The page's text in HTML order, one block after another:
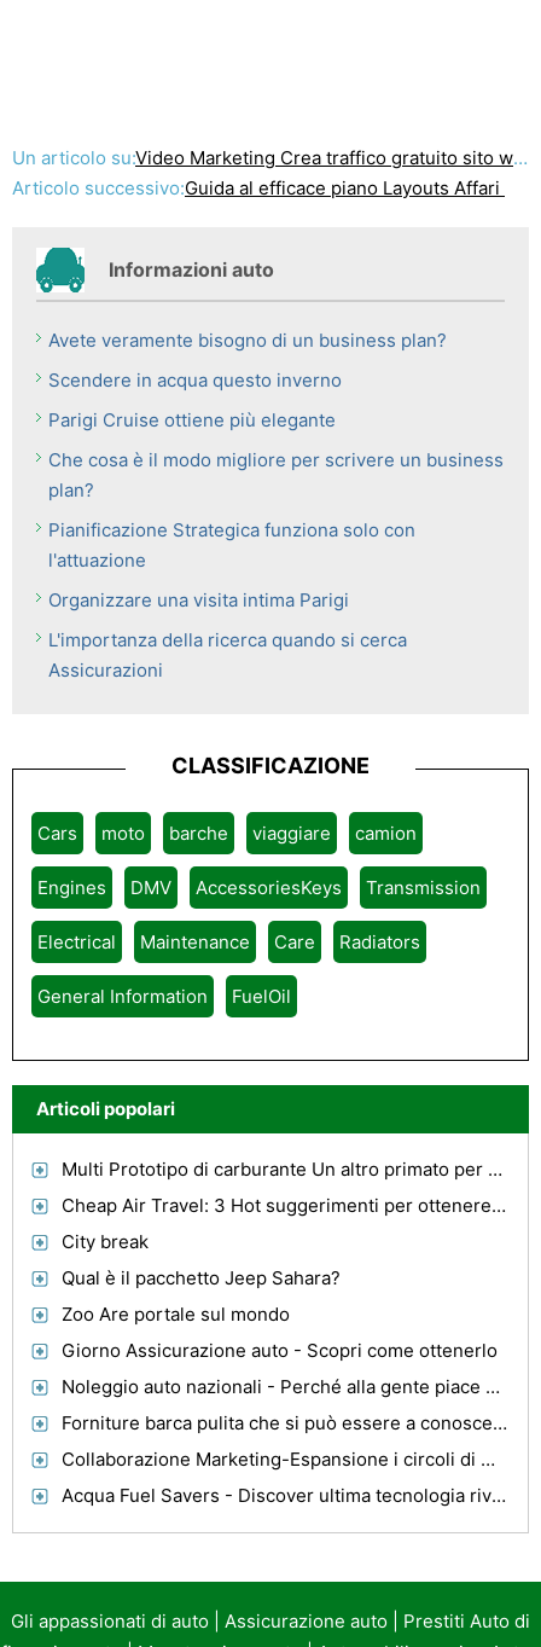
Un articolo su:Video Marketing Crea traffico gratuito sito web e la consapevolezza del prodotto
Articolo successivo:Guida al efficace piano Layouts Affari
Informazioni auto
Avete veramente bisogno di un business plan?
Scendere in acqua questo inverno
Parigi Cruise ottiene più elegante
Che cosa è il modo migliore per scrivere un business
plan?
Pianificazione Strategica funziona solo con
l'attuazione
Organizzare una visita intima Parigi
L'importanza della ricerca quando si cerca
Assicurazioni
CLASSIFICAZIONE
Cars moto barche viaggiare camion
Engines DMV AccessoriesKeys Transmission
Electrical Maintenance Care Radiators
General Information FuelOil
Articoli popolari
Multi Prototipo di carburante Un altro primato per Volvo
Cheap Air Travel: 3 Hot suggerimenti per ottenere Dirt Voli low cost
City break
Qual è il pacchetto Jeep Sahara?
Zoo Are portale sul mondo
Giorno Assicurazione auto - Scopri come ottenerlo
Noleggio auto nazionali - Perché alla gente piace Noleggio auto nazionali
Forniture barca pulita che si può essere a conoscenza di
Collaborazione Marketing-Espansione i circoli di marketing Per maggiori profitti
Acqua Fuel Savers - Discover ultima tecnologia rivelato alla Convenzione California
Gli appassionati di auto Assicurazione auto
Prestiti Auto di